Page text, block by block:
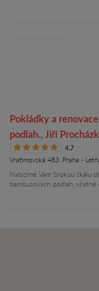
Pokládky a
podlah., Jiří
4.7
Vratimovská 483, Praha -
Nabízíme Vám širokou škálu
bambusových podlah,